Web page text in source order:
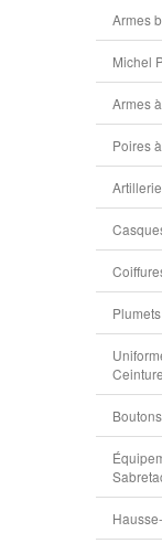
Armes
Michel
Armes
Poires
Artillerie
Boutons